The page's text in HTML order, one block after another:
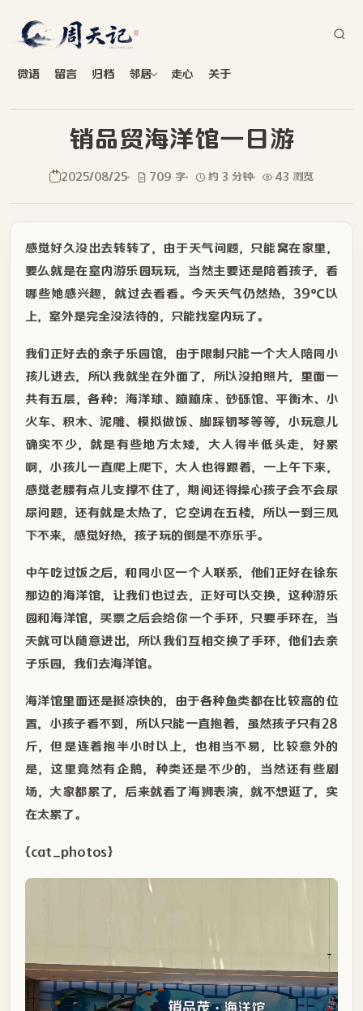
微语 留言 归档 邻居 走心 关于
销品贸海洋馆一日游
2025/08/25 709 字 约 3 分钟 43 浏览
感觉好久没出去转转了，由于天气问题，只能窝在家里，
要么就是在室内游乐园玩玩，当然主要还是陪着孩子，看
哪些她感兴趣，就过去看看。今天天气仍然热，39℃以
上，室外是完全没法待的，只能找室内玩了。
我们正好去的亲子乐园馆，由于限制只能一个大人陪同小
孩儿进去，所以我就坐在外面了，所以没拍照片，里面一
共有五层，各种：海洋球、蹦蹦床、砂砾馆、平衡木、小
火车、积木、泥雕、模拟做饭、脚踩钢琴等等，小玩意儿
确实不少，就是有些地方太矮，大人得半低头走，好累
啊，小孩儿一直爬上爬下，大人也得跟着，一上午下来，
感觉老腰有点儿支撑不住了，期间还得操心孩子会不会尿
尿问题，还有就是太热了，它空调在五楼，所以一到三风
下不来，感觉好热，孩子玩的倒是不亦乐乎。
中午吃过饭之后，和同小区一个人联系，他们正好在徐东
那边的海洋馆，让我们也过去，正好可以交换，这种游乐
园和海洋馆，买票之后会给你一个手环，只要手环在，当
天就可以随意进出，所以我们互相交换了手环，他们去亲
子乐园，我们去海洋馆。
海洋馆里面还是挺凉快的，由于各种鱼类都在比较高的位
置，小孩子看不到，所以只能一直抱着，虽然孩子只有28
斤，但是连着抱半小时以上，也相当不易，比较意外的
是，这里竟然有企鹅，种类还是不少的，当然还有些剧
场，大家都累了，后来就看了海狮表演，就不想逛了，实
在太累了。
{cat_photos}